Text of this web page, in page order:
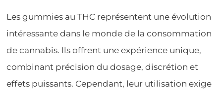
Les gummies au THC représentent une évolution
intéressante dans le monde de la consommation
de cannabis. Ils offrent une expérience unique,
combinant précision du dosage, discrétion et
effets puissants. Cependant, leur utilisation exige